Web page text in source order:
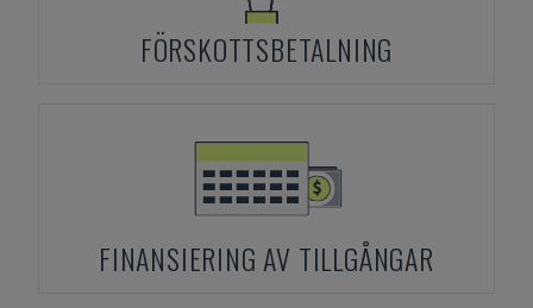
FÖRSKOTTSBETALNING
FINANSIERING AV TILLGÅNGAR